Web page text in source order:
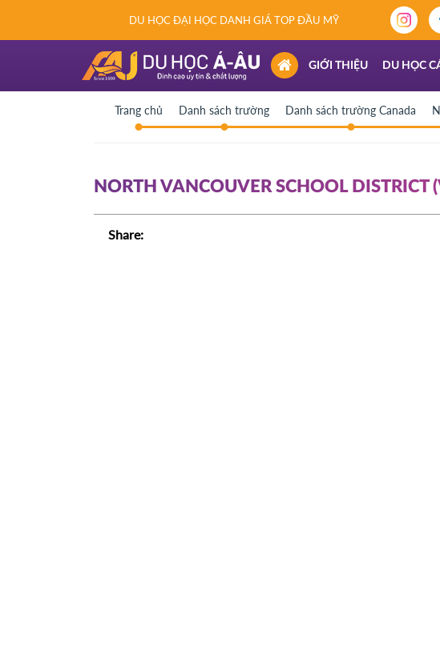
DU HỌC ĐẠI HỌC DANH GIÁ TOP ĐẦU MỸ
(CURRENT)
GIỚI THIỆU DU HỌC
Trang chủ Danh sách trường Danh sách trường Canada
NORTH VANCOUVER SCHOOL DISTRICT
Share: